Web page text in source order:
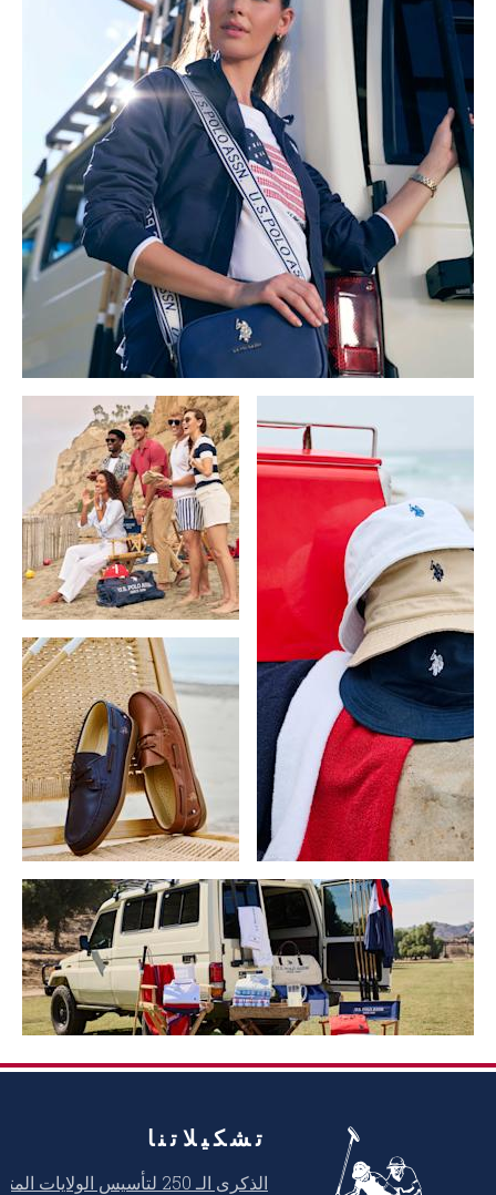
تشكيلاتنا
الذكرى الـ 250 لتأسيس الولايات المتحدة